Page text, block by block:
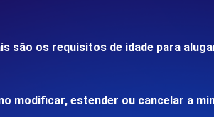
são os requisitos de idade para
modificar, estender ou cancelar a